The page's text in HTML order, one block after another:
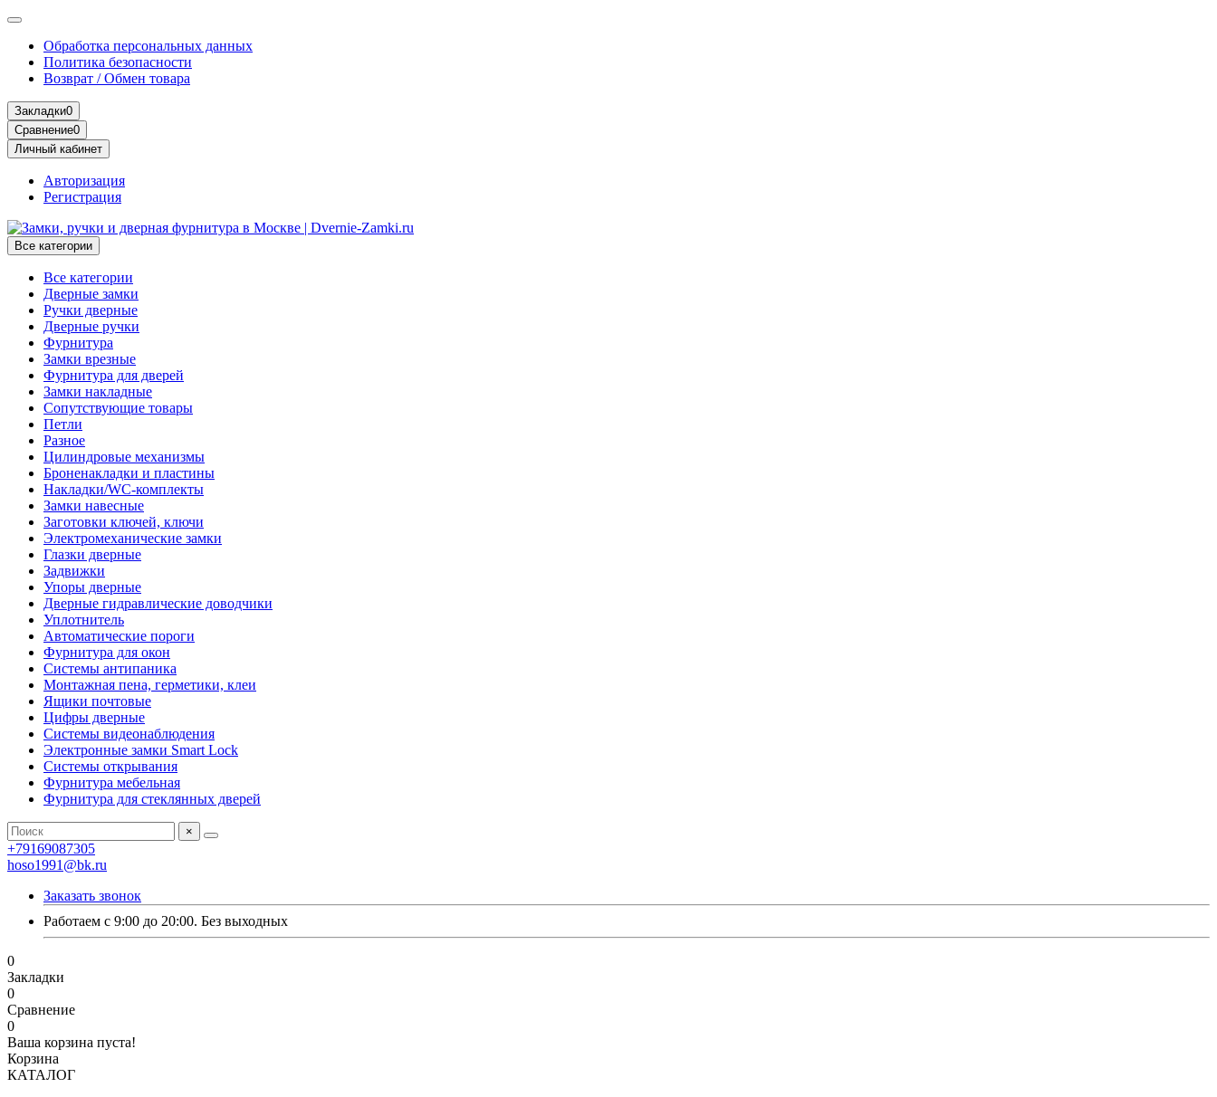
Обработка персональных данных
Политика безопасности
Возврат / Обмен товара
Закладки0
Сравнение0
Личный кабинет
Авторизация
Регистрация
Все категории
Все категории
Дверные замки
Ручки дверные
Дверные ручки
Фурнитура
Замки врезные
Фурнитура для дверей
Замки накладные
Сопутствующие товары
Петли
Разное
Цилиндровые механизмы
Броненакладки и пластины
Накладки/WC-комплекты
Замки навесные
Заготовки ключей, ключи
Электромеханические замки
Глазки дверные
Задвижки
Упоры дверные
Дверные гидравлические доводчики
Уплотнитель
Автоматические пороги
Фурнитура для окон
Системы антипаника
Монтажная пена, герметики, клеи
Ящики почтовые
Цифры дверные
Системы видеонаблюдения
Электронные замки Smart Lock
Системы открывания
Фурнитура мебельная
Фурнитура для стеклянных дверей
×
+79169087305
hoso1991@bk.ru
Заказать звонок
Работаем с 9:00 до 20:00. Без выходных
0
Закладки
0
Сравнение
0
Ваша корзина пуста!
Корзина
КАТАЛОГ